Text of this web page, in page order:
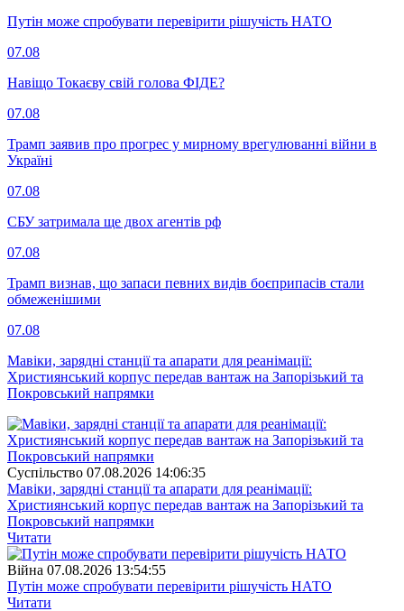
Путін може спробувати перевірити рішучість НАТО
07.08
Навіщо Токаєву свій голова ФІДЕ?
07.08
Трамп заявив про прогрес у мирному врегулюванні війни в
Україні
07.08
СБУ затримала ще двох агентів рф
07.08
Трамп визнав, що запаси певних видів боєприпасів стали
обмеженішими
07.08
Мавіки, зарядні станції та апарати для реанімації:
Християнський корпус передав вантаж на Запорізький та
Покровський напрямки
Суспiльство 07.08.2026 14:06:35
Мавіки, зарядні станції та апарати для реанімації:
Християнський корпус передав вантаж на Запорізький та
Покровський напрямки
Читати
Війна 07.08.2026 13:54:55
Путін може спробувати перевірити рішучість НАТО
Читати